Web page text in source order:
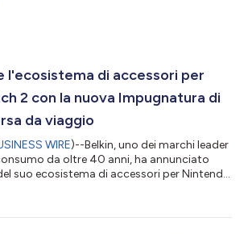
l'ecosistema di accessori per
2 con la nuova Impugnatura di
da viaggio
WIRE)--Belkin, uno dei marchi leader
da oltre 40 anni, ha annunciato
suo ecosistema di accessori per Nintendo
seguito al debutto di gennaio della